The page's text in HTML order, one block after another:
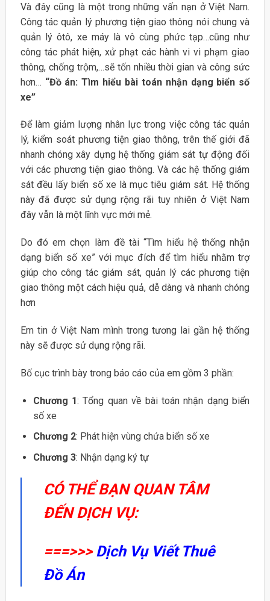
Và đây cũng là một trong những vấn nạn ở Việt Nam.
Công tác quản lý phương tiện giao thông nói chung và
quản lý ôtô, xe máy là vô cùng phức tạp…cũng như
công tác phát hiện, xử phạt các hành vi vi phạm giao
thông, chống trộm,…sẽ tốn nhiều thời gian và công sức
hơn… “Đồ án: Tìm hiểu bài toán nhận dạng biển số
xe”
Để làm giảm lượng nhân lực trong việc công tác quản
lý, kiểm soát phương tiện giao thông, trên thế giới đã
nhanh chóng xây dựng hệ thống giám sát tự động đối
với các phương tiện giao thông. Và các hệ thống giám
sát đều lấy biển số xe là mục tiêu giám sát. Hệ thống
này đã được sử dụng rộng rãi tuy nhiên ở Việt Nam
đây vẫn là một lĩnh vực mới mẻ.
Do đó em chọn làm đề tài “Tìm hiểu hệ thống nhận
dạng biển số xe” với mục đích để tìm hiểu nhằm trợ
giúp cho công tác giám sát, quản lý các phương tiện
giao thông một cách hiệu quả, dễ dàng và nhanh chóng
hơn
Em tin ở Việt Nam mình trong tương lai gần hệ thống
này sẽ được sử dụng rộng rãi.
Bố cục trình bày trong báo cáo của em gồm 3 phần:
Chương 1: Tổng quan về bài toán nhận dạng biển
số xe
Chương 2: Phát hiện vùng chứa biển số xe
Chương 3: Nhận dạng ký tự
CÓ THỂ BẠN QUAN TÂM
ĐẾN DỊCH VỤ:
===>>> Dịch Vụ Viết Thuê
Đồ Án